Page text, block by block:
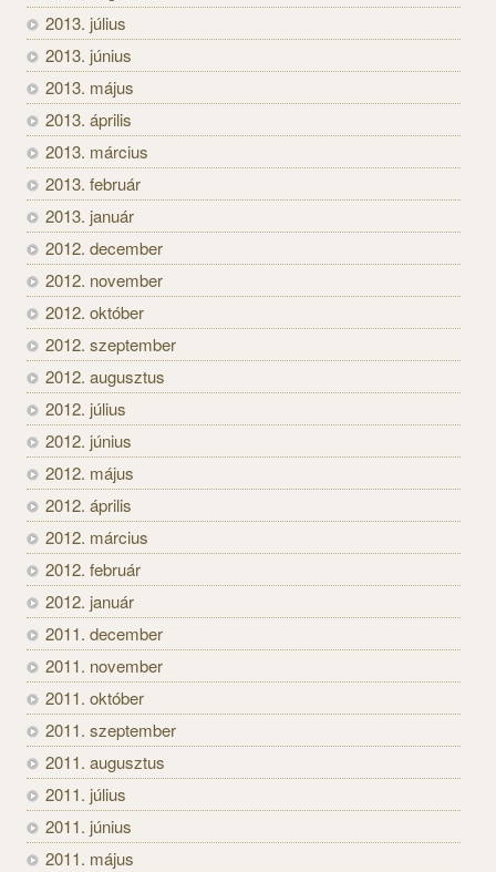
2013. július
2013. június
2013. május
2013. április
2013. március
2013. február
2013. január
2012. december
2012. november
2012. október
2012. szeptember
2012. augusztus
2012. július
2012. június
2012. május
2012. április
2012. március
2012. február
2012. január
2011. december
2011. november
2011. október
2011. szeptember
2011. augusztus
2011. július
2011. június
2011. május